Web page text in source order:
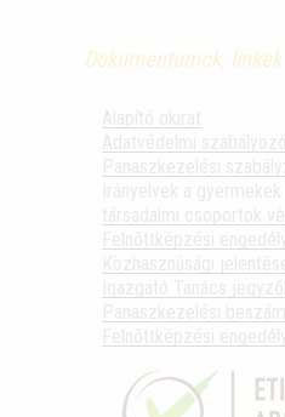
Dokumentumok, linkek